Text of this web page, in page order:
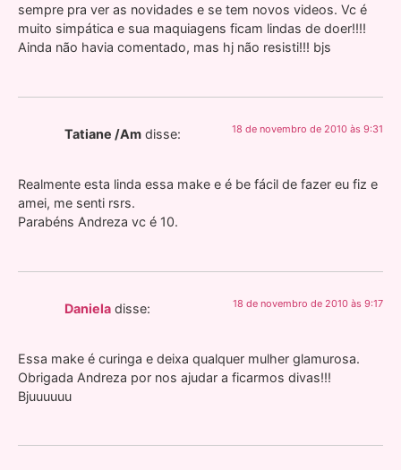
sempre pra ver as novidades e se tem novos videos. Vc é
muito simpática e sua maquiagens ficam lindas de doer!!!!
Ainda não havia comentado, mas hj não resisti!!! bjs
Tatiane /Am disse: 18 de novembro de 2010 às 9:31
Realmente esta linda essa make e é be fácil de fazer eu fiz e
amei, me senti rsrs.
Parabéns Andreza vc é 10.
Daniela disse: 18 de novembro de 2010 às 9:17
Essa make é curinga e deixa qualquer mulher glamurosa.
Obrigada Andreza por nos ajudar a ficarmos divas!!!
Bjuuuuuu